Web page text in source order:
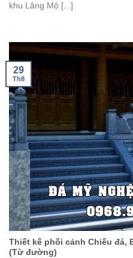
khu Lăng Mộ [...]
Thiết kế phối cảnh Chiếu đá,
(Từ đường)
29
Th8